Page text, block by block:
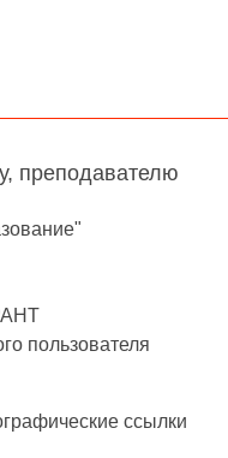
преподавателю
пользователя
ссылки